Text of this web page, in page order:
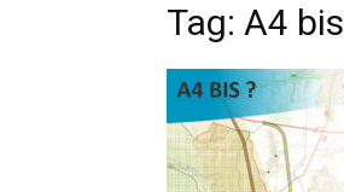
Tag: A4 bis